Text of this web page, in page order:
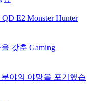
E2 Monster Hunter
갖춘 Gaming
야의 야망을 포기했습